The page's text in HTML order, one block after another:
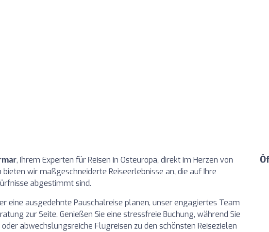
, Ihrem Experten für Reisen in Osteuropa, direkt im Herzen von
wir maßgeschneiderte Reiseerlebnisse an, die auf Ihre
abgestimmt sind.
eine ausgedehnte Pauschalreise planen, unser engagiertes Team
zur Seite. Genießen Sie eine stressfreie Buchung, während Sie
abwechslungsreiche Flugreisen zu den schönsten Reisezielen